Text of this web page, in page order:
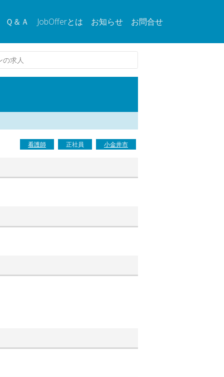
Ｑ＆Ａ JobOfferとは お知らせ お問合せ
の求人
看護師 正社員 小金井市